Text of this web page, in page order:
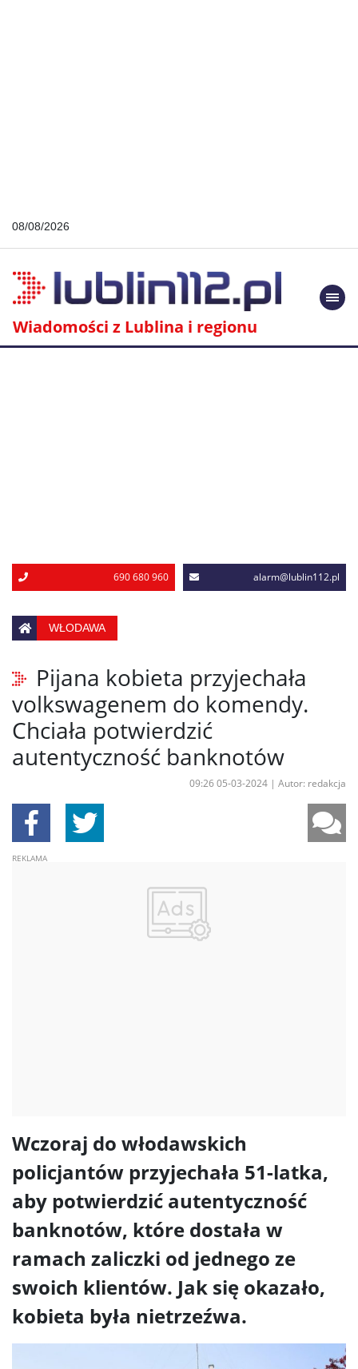
08/08/2026
Wiadomości z Lublina i regionu
690 680 960 alarm@lublin112.pl
WŁODAWA
Pijana kobieta przyjechała
volkswagenem do komendy.
Chciała potwierdzić
autentyczność banknotów
09:26 05-03-2024 | Autor: redakcja
Wczoraj do włodawskich
policjantów przyjechała 51-latka,
aby potwierdzić autentyczność
banknotów, które dostała w
ramach zaliczki od jednego ze
swoich klientów. Jak się okazało,
kobieta była nietrzeźwa.